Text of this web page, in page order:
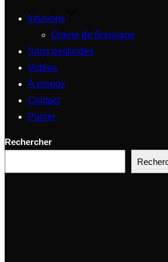
Infusions
Graine de Breuvage
Sans pesticides
Vidéos
À propos
Contact
Panier
Rechercher